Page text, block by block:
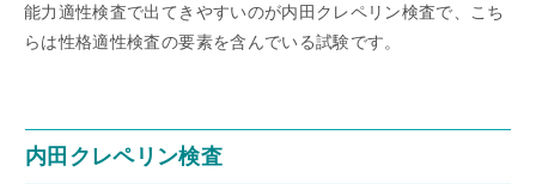
能力適性検査で出てきやすいのが内田クレペリン検査で、こち
らは性格適性検査の要素を含んでいる試験です。
内田クレペリン検査